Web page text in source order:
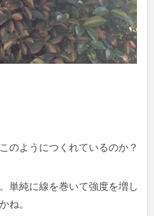
のようにつくれているのか？
単純に線を巻いて強度を増し
ね。